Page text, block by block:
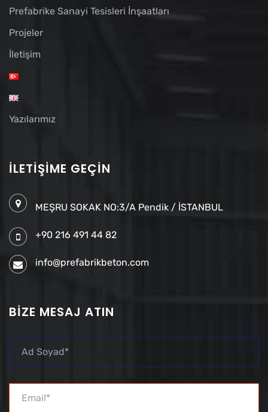
Prefabrike Sanayi Tesisleri İnşaatları
Projeler
İletişim
Yazılarımız
İLETIŞIME GEÇIN
MEŞRU SOKAK NO:3/A Pendik / İSTANBUL
+90 216 491 44 82
info@prefabrikbeton.com
BIZE MESAJ ATIN